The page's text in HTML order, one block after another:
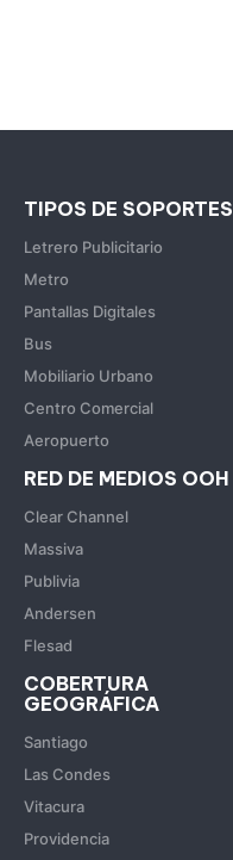
TIPOS DE SOPORTES
Letrero Publicitario
Metro
Pantallas Digitales
Bus
Mobiliario Urbano
Centro Comercial
Aeropuerto
RED DE MEDIOS OOH
Clear Channel
Massiva
Publivia
Andersen
Flesad
COBERTURA
GEOGRÁFICA
Santiago
Las Condes
Vitacura
Providencia